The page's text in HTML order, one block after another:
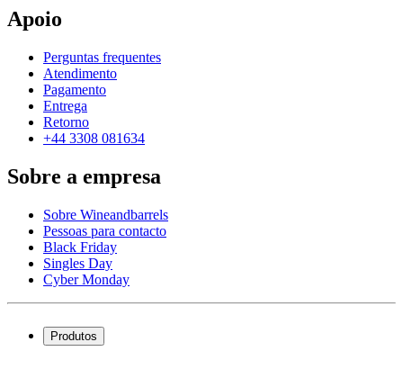
Apoio
Perguntas frequentes
Atendimento
Pagamento
Entrega
Retorno
+44 3308 081634
Sobre a empresa
Sobre Wineandbarrels
Pessoas para contacto
Black Friday
Singles Day
Cyber Monday
Produtos